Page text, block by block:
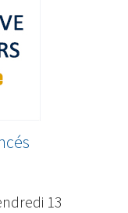
13